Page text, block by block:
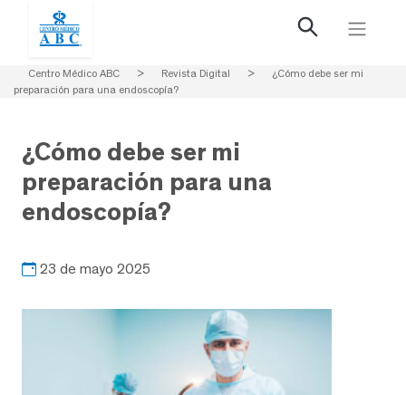
Centro Médico ABC > Revista Digital >
¿Cómo debe ser mi
preparación para una endoscopía?
¿Cómo debe ser mi
preparación para una
endoscopía?
23 de mayo 2025